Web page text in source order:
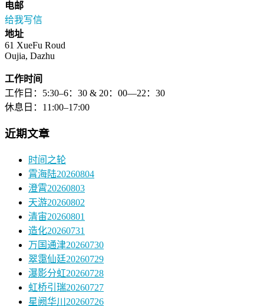
电邮
给我写信
地址
61 XueFu Roud
Oujia, Dazhu
工作时间
工作日：5:30–6：30 & 20：00—22：30
休息日：11:00–17:00
近期文章
时间之轮
霄海陆20260804
澄霄20260803
天游20260802
清宙20260801
造化20260731
万国通津20260730
翠霭仙廷20260729
瀑影分虹20260728
虹桥引瑞20260727
星阙华川20260726